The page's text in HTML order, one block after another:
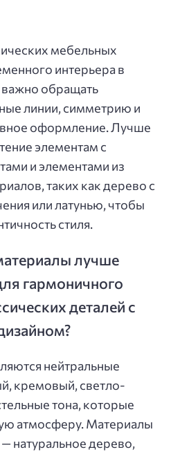
мебельных
интерьера в
важно обращать
линии, симметрию и
оформление. Лучше
элементам с
и элементами из
таких как дерево с
или латунью, чтобы
стиля.
лучше
гармоничного
деталей с
нейтральные
кремовый, светло-
тона, которые
атмосферу. Материалы
натуральное дерево,